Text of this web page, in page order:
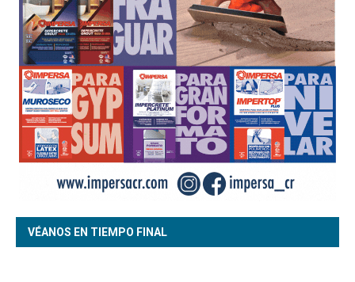
VÉANOS EN TIEMPO FINAL